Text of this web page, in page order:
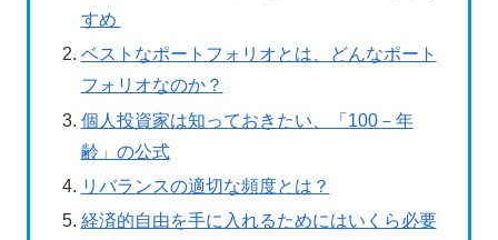
すめ
ベストなポートフォリオとは、どんなポート
フォリオなのか？
個人投資家は知っておきたい、「100－年
齢」の公式
リバランスの適切な頻度とは？
経済的自由を手に入れるためにはいくら必要